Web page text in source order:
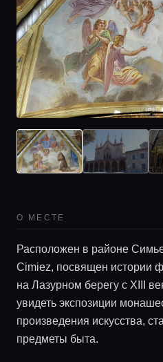
Главная
О МЕСТЕ
Расположен в районе
Cimiez, посвящен истории
на Лазурном берегу с XIII
увидеть экспозиции
произведения искусства,
предметы быта.